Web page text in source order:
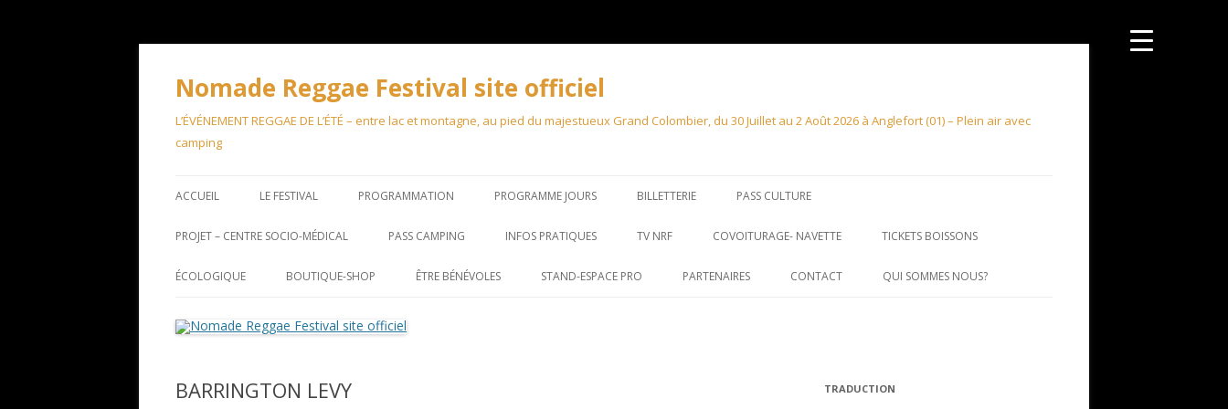
Aller
Nomade Reggae Festival site officiel
L’ÉVÉNEMENT REGGAE DE L’ÉTÉ – entre lac et montagne, au pied du majestueux Grand Colombier, du 30 Juillet au 2 Août 2026 à Anglefort (01) – Plein air avec
camping
ACCUEIL LE FESTIVAL PROGRAMMATION PROGRAMME JOURS BILLETTERIE PASS CULTURE
PROJET – CENTRE SOCIO-MÉDICAL PASS CAMPING INFOS PRATIQUES TV NRF COVOITURAGE- NAVETTE TICKETS BOISSONS
ÉCOLOGIQUE BOUTIQUE-SHOP ÊTRE BÉNÉVOLES STAND-ESPACE PRO PARTENAIRES CONTACT QUI SOMMES NOUS?
BARRINGTON LEVY TRADUCTION